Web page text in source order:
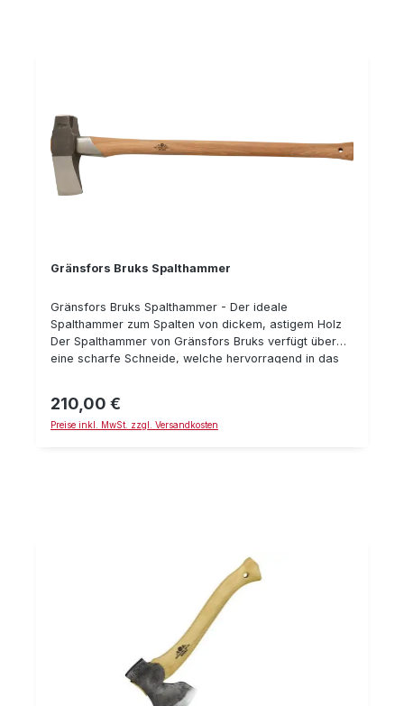
Gränsfors Bruks Spalthammer
Gränsfors Bruks Spalthammer - Der ideale
Spalthammer zum Spalten von dickem, astigem Holz
Der Spalthammer von Gränsfors Bruks verfügt über
eine scharfe Schneide, welche hervorragend in das
Einschlagen von Spaltkeilen genutzt werden. Des
Weiteren besitzt der Spalthammer einen Stielschutz
Regulärer Preis:
210,00 €
Preise inkl. MwSt. zzgl. Versandkosten